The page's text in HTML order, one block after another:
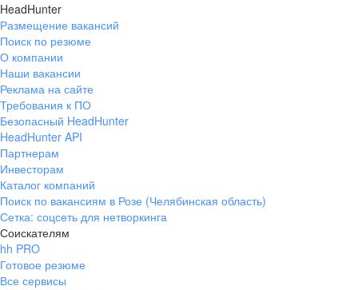
HeadHunter
Размещение вакансий
Поиск по резюме
О компании
Наши вакансии
Реклама на сайте
Требования к ПО
Безопасный HeadHunter
HeadHunter API
Партнерам
Инвесторам
Каталог компаний
Поиск по вакансиям в Розе (Челябинская область)
Сетка: соцсеть для нетворкинга
Соискателям
hh PRO
Готовое резюме
Все сервисы